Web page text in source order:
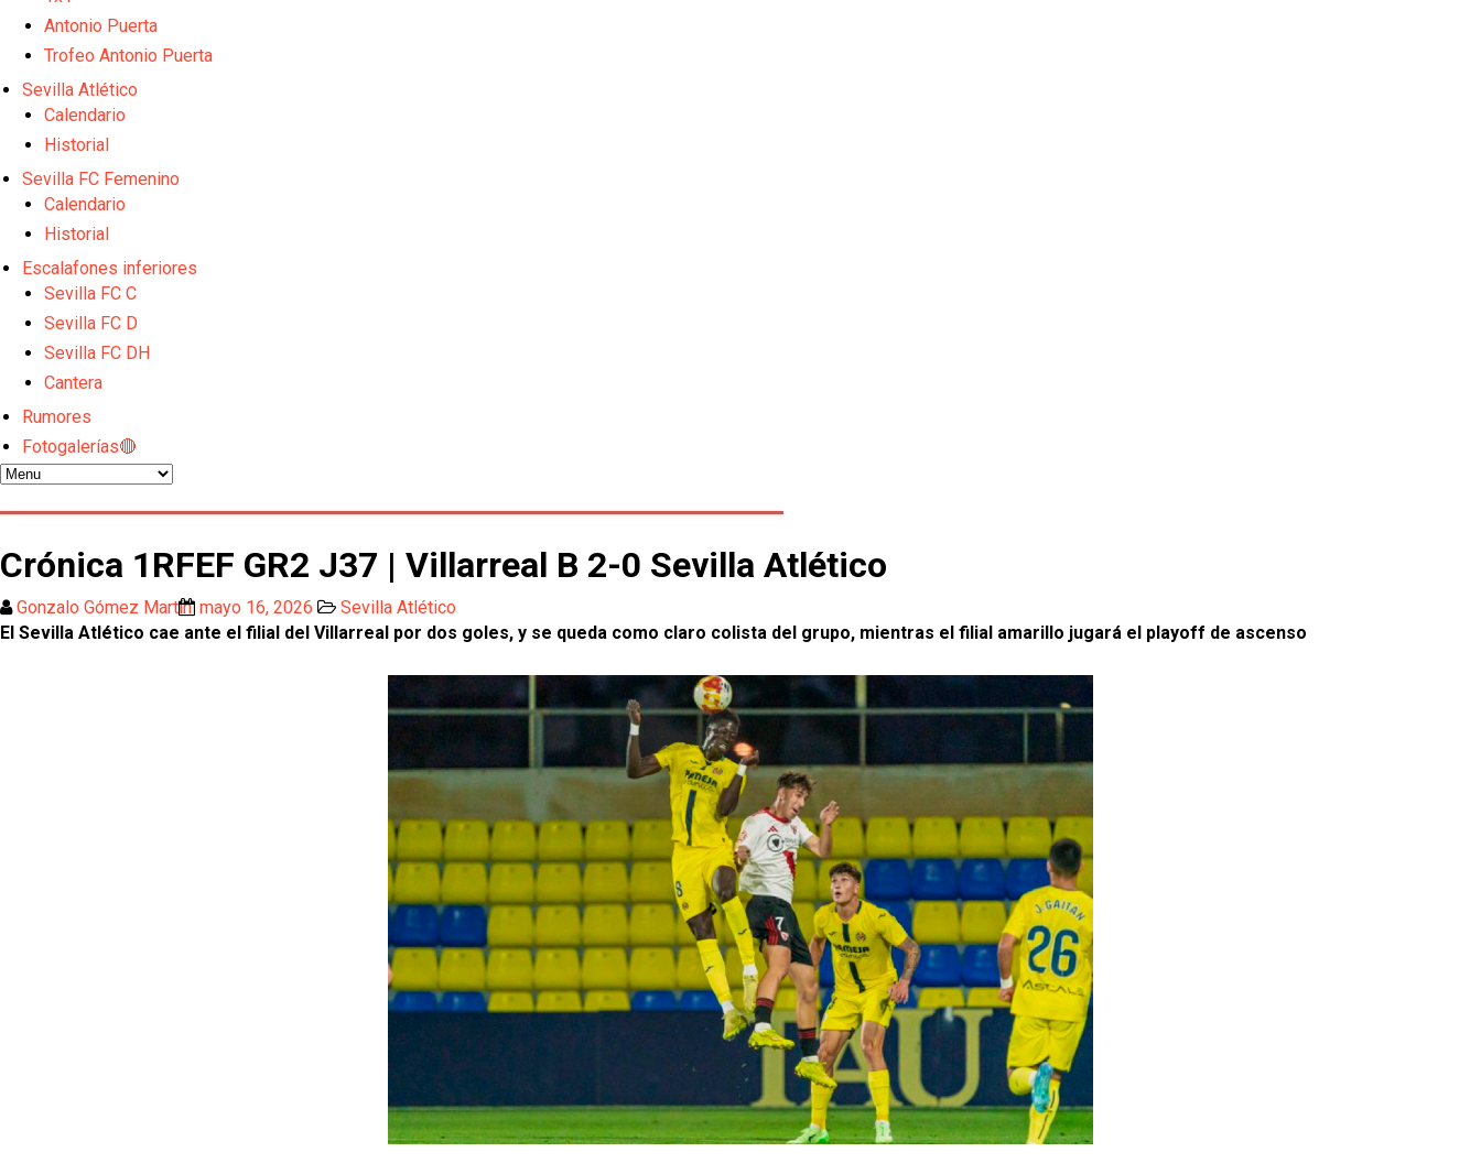
El Sevilla Juvenil A última detalles en Canarias para su debut en la Cantalejo Province Cup
La cita ante el Espanyol a domicilio ya tiene horario
Juanlu de vuelta a Sevilla para cerrar su fichaje a la Premier
El Granada negocia con el Sevilla FC por Alberto Flores
Antonio Puerta
Trofeo Antonio Puerta
Sevilla Atlético
Calendario
Historial
Sevilla FC Femenino
Calendario
Historial
Escalafones inferiores
Sevilla FC C
Sevilla FC D
Sevilla FC DH
Cantera
Rumores
Fotogalerías🔴
Crónica 1RFEF GR2 J37 | Villarreal B 2-0 Sevilla Atlético
Gonzalo Gómez Martín mayo 16, 2026
Sevilla Atlético
El Sevilla Atlético cae ante el filial del Villarreal por dos goles, y se queda como claro colista del grupo, mientras el filial amarillo jugará el playoff de ascenso